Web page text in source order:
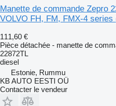
Manette de commande Zepro
VOLVO FH, FM, FMX-4 series
111,60 €
Pièce détachée - manette de
22872TL
diesel
Estonie, Rummu
KB AUTO EESTI OÜ
Contacter le vendeur